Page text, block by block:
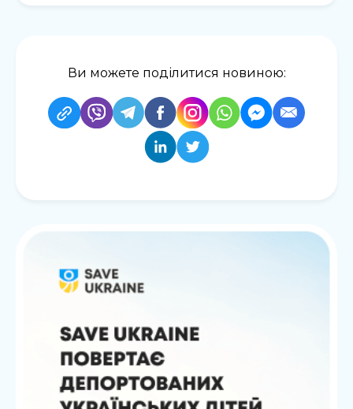
Ви можете поділитися новиною: